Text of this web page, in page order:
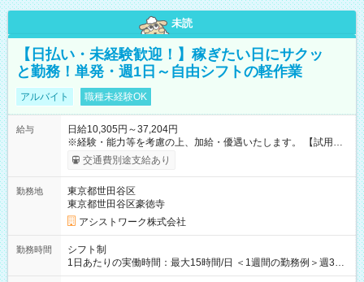
未読
【日払い・未経験歓迎！】稼ぎたい日にサクッ
と勤務！単発・週1日～自由シフトの軽作業
アルバイト 職種未経験OK
給与
日給10,305円～37,204円
※経験・能力等を考慮の上、加給・優遇いたします。 【試用期
間】試用期間なし
交通費別途支給あり
勤務地
東京都世田谷区
東京都世田谷区豪徳寺
アシストワーク株式会社
勤務時間
シフト制
1日あたりの実働時間：最大15時間/日 ＜1週間の勤務例＞週3回
勤務 勤務：月・水・金 休み：火・木・土・日 好きな時にお仕事